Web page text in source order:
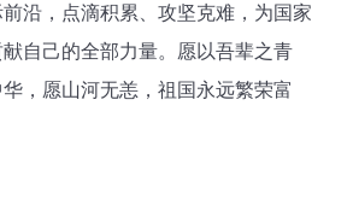
沿，点滴积累、攻坚克难，为国家
自己的全部力量。愿以吾辈之青
，愿山河无恙，祖国永远繁荣富